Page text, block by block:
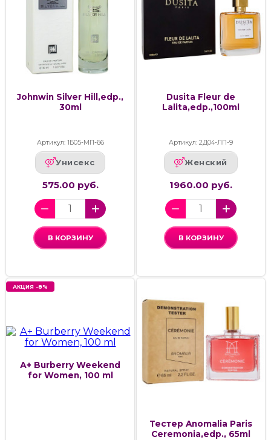
Johnwin Silver Hill,edp.,
30ml
Артикул: 1Б05-МП-66
Унисекс
575.00 руб.
В КОРЗИНУ
Dusita Fleur de
Lalita,edp.,100ml
Артикул: 2Д04-ЛП-9
Женский
1960.00 руб.
В КОРЗИНУ
АКЦИЯ -8%
А+ Burberry Weekend
for Women, 100 ml
Тестер Anomalia Paris
Ceremonia,edp., 65ml